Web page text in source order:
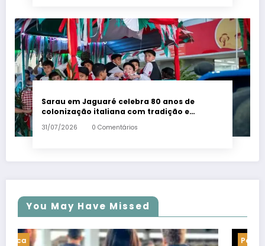
Sarau em Jaguaré celebra 80 anos de
colonização italiana com tradição e
trambolhão da polenta – Em Dia ES
31/07/2026 0 Comentários
You May Have Missed
Politica